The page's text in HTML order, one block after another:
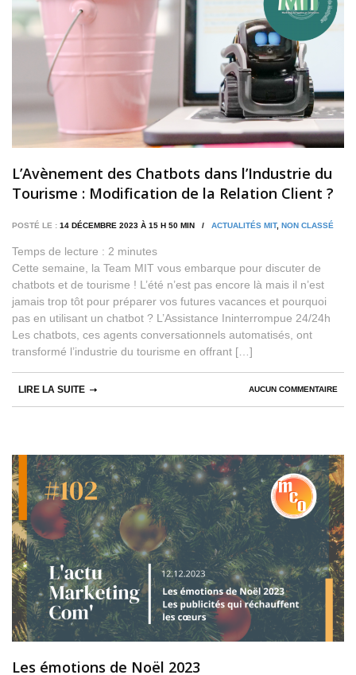
L’Avènement des Chatbots dans l’Industrie du
Tourisme : Modification de la Relation Client ?
POSTÉ LE : 14 DÉCEMBRE 2023 À 15 H 50 MIN / ACTUALITÉS MIT, NON CLASSÉ
Temps de lecture : 2 minutes
Cette semaine, la Team MIT vous embarque pour discuter de
chatbots et de tourisme ! L’été n’est pas encore là mais il n’est
jamais trop tôt pour préparer vos futures vacances et pourquoi
pas en utilisant un chatbot ? L’Assistance Ininterrompue 24/24h
Les chatbots, ces agents conversationnels automatisés, ont
transformé l’industrie du tourisme en offrant […]
AUCUN COMMENTAIRE
LIRE LA SUITE
Les émotions de Noël 2023